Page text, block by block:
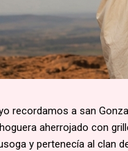
recordamos a san
aherrojado con
y pertenecía al clan